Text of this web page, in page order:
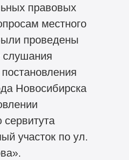
правовых
местного
проведены
слушания
Новосибирска
сервитута
участок по ул.